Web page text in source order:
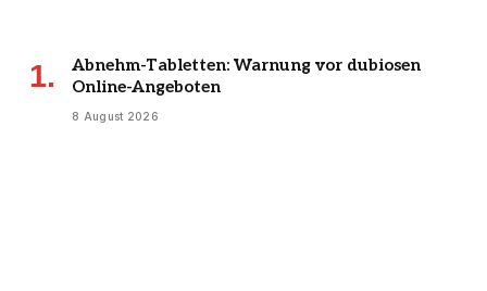
Abnehm-Tabletten: Warnung vor dubiosen
Online-Angeboten
8 August 2026